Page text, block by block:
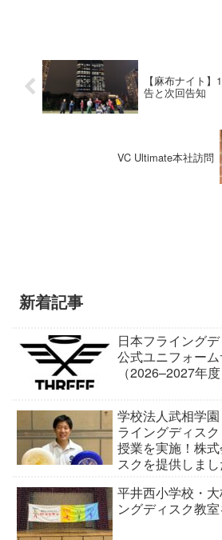
【麻布ナイト
告と次回告知
VC Ultimate本社訪問
新着記事
日本フライング
公式ユニフォー
（2026–2027年
学校法人武相学
ライングディスク
授業を実施！株
スクを提供しまし
平井西小学校・
ングディスク教